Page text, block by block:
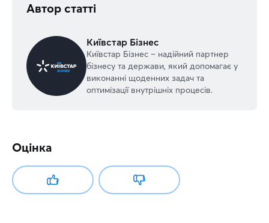
Автор статті
Київстар Бізнес
Київстар Бізнес – надійний партнер
бізнесу та держави, який допомагає у
виконанні щоденних задач та
оптимізації внутрішніх процесів.
Оцінка